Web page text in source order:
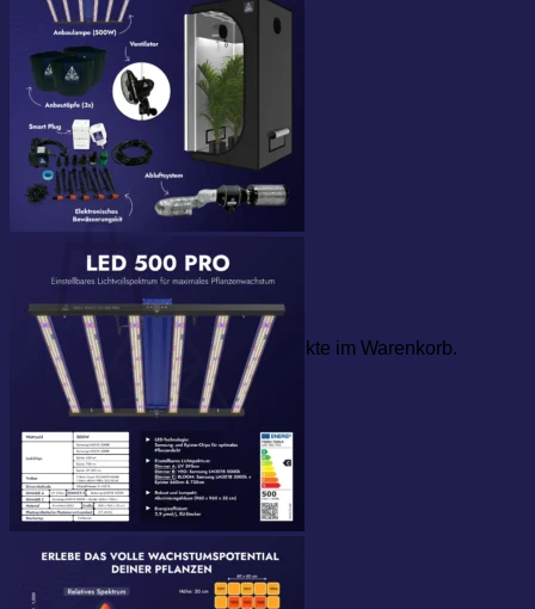
Suchen
nach:
Warenkorb
Es befinden sich keine Produkte im Warenkorb.
Zurück zum Shop
Suchen
nach: